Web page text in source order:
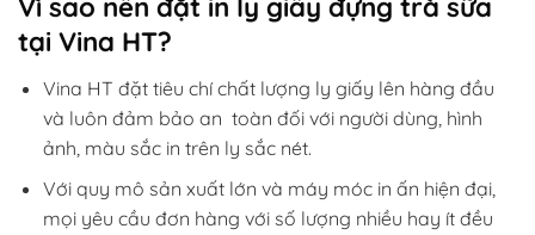
Vì sao nên đặt in ly giấy đựng trà sữa
tại Vina HT?
Vina HT đặt tiêu chí chất lượng ly giấy lên hàng đầu
và luôn đảm bảo an toàn đối với người dùng, hình
ảnh, màu sắc in trên ly sắc nét.
Với quy mô sản xuất lớn và máy móc in ấn hiện đại,
mọi yêu cầu đơn hàng với số lượng nhiều hay ít đều